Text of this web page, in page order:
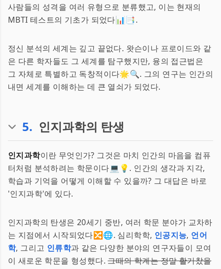
사람들의 성격을 여러 유형으로 분류했고, 이는 현재의
MBTI 테스트의 기초가 되었다📊📑.
정신 분석의 세계는 깊고 끝없다. 왓슨이나 프로이드와 같
은 다른 학자들도 그 세계를 탐구했지만, 융의 접근법은
그 자체로 특별하고 독창적이다🌟🔍. 그의 연구는 인간의
내면 세계를 이해하는 데 큰 열쇠가 되었다.
5. 인지과학의 탄생
인지과학이란 무엇인가? 그것은 마치 인간의 마음을 컴퓨
터처럼 분석하려는 학문이다💻💡. 인간의 생각과 지각,
학습과 기억을 어떻게 이해할 수 있을까? 그 대답은 바로
'인지과학'에 있다.
인지과학의 탄생은 20세기 중반, 여러 학문 분야가 교차하
는 지점에서 시작되었다🔀🌐. 심리학학, 인공지능, 언어
학, 그리고 인류학과 같은 다양한 분야의 연구자들이 모여
이 새로운 학문을 형성했다.그때의 학계는 정말 활기찼을